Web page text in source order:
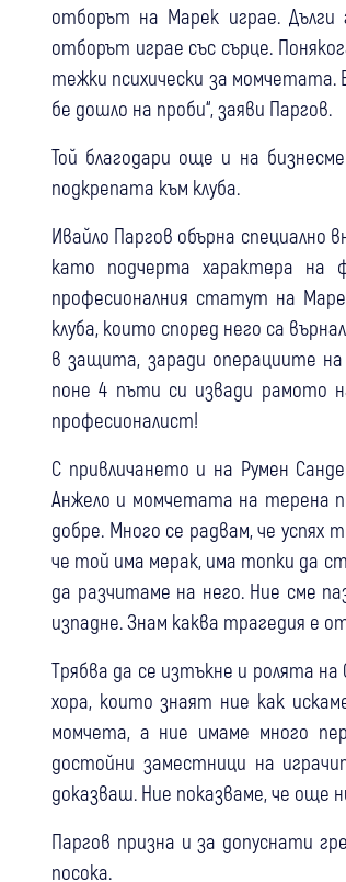
отборът на Марек играе.
отборът играе със сърце.
тежки психически за
бе дошло на проби“, заяви Паргов.
Той благодари още и на
подкрепата към клуба.
Ивайло Паргов обърна
като подчерта характера на
професионалния статут на
клуба, които според него са
в защита, заради операциите
поне 4 пъти си извади рамото
професионалист!
С привличането и на Румен
Анжело и момчетата на терена
добре. Много се радвам, че успях
че той има мерак, има топки да
да разчитаме на него. Ние сме
изпадне. Знам каква трагедия е
Трябва да се изтъкне и ролята на
хора, които знаят ние как
момчета, а ние имаме много
достойни заместници на
доказваш. Ние показваме, че още
Паргов призна и за допуснати
посока.